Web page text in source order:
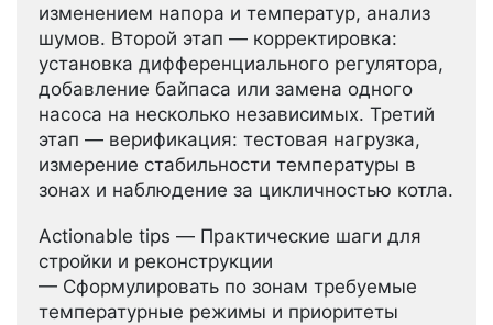
изменением напора и температур, анализ
шумов. Второй этап — корректировка:
установка дифференциального регулятора,
добавление байпаса или замена одного
насоса на несколько независимых. Третий
этап — верификация: тестовая нагрузка,
измерение стабильности температуры в
зонах и наблюдение за цикличностью котла.
Actionable tips — Практические шаги для
стройки и реконструкции
— Сформулировать по зонам требуемые
температурные режимы и приоритеты